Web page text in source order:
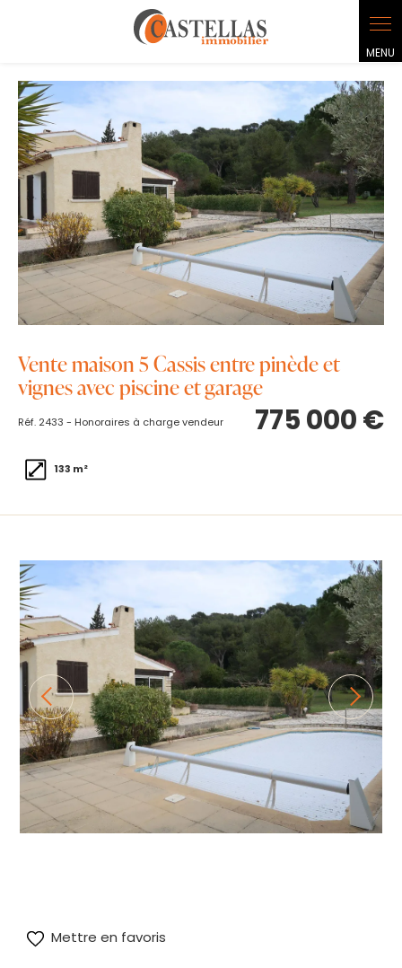
Vente maison 5 Cassis entre pinède et
vignes avec piscine et garage
775 000 €
Réf. 2433 - Honoraires à charge vendeur
133 m²
à alt="Cassis maison à vendre" title="Cassis
vendre"/>
Mettre en favoris
Panneau de gestion des cookies